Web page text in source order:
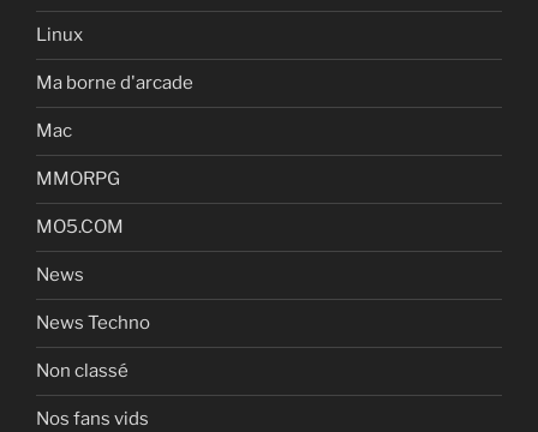
Linux
Ma borne d'arcade
Mac
MMORPG
MO5.COM
News
News Techno
Non classé
Nos fans vids